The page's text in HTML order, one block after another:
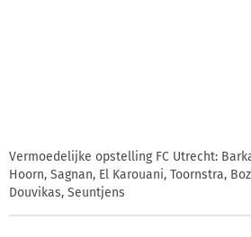
Vermoedelijke opstelling FC Utrecht:
Hoorn, Sagnan, El Karouani, Toornstra,
Douvikas, Seuntjens